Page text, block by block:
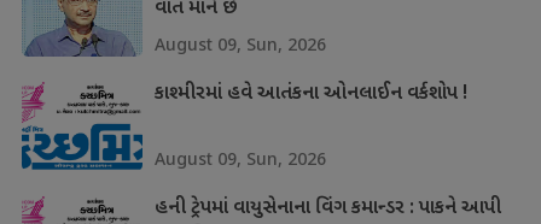
વાત માને છે
August 09, Sun, 2026
કાશ્મીરમાં હવે આતંકના ઓનલાઈન વર્કશોપ !
August 09, Sun, 2026
હની ટ્રેપમાં વાયુસેનાના વિંગ કમાન્ડર : પાકને આપી